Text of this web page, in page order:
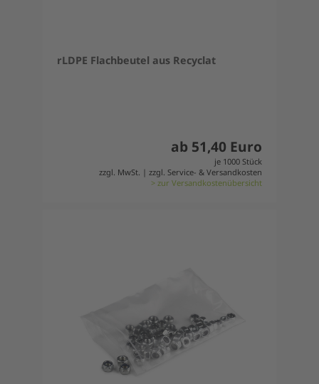
rLDPE Flachbeutel aus Recyclat
ab 51,40 Euro
je 1000 Stück
zzgl. MwSt. | zzgl. Service- & Versandkosten
> zur Versandkostenübersicht